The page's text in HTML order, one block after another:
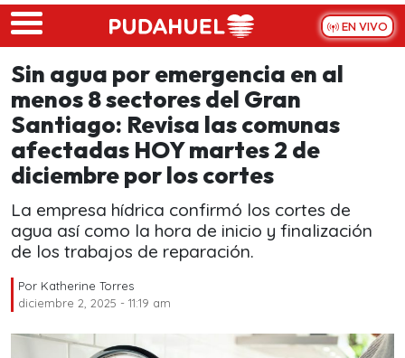
Skip to main content
EN VIVO
Sin agua por emergencia en al
menos 8 sectores del Gran
Santiago: Revisa las comunas
afectadas HOY martes 2 de
diciembre por los cortes
La empresa hídrica confirmó los cortes de
agua así como la hora de inicio y finalización
de los trabajos de reparación.
Por Katherine Torres
diciembre 2, 2025 - 11:19 am